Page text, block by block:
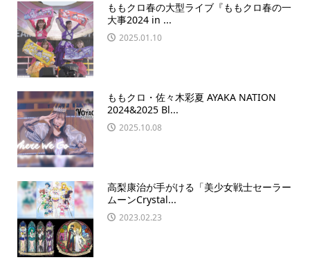
ももクロ春の大型ライブ『ももクロ春の一
大事2024 in ...
2025.01.10
ももクロ・佐々木彩夏 AYAKA NATION
2024&2025 Bl...
2025.10.08
高梨康治が手がける「美少女戦士セーラー
ムーンCrystal...
2023.02.23